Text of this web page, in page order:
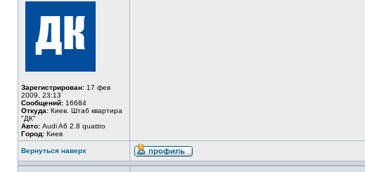
Зарегистрирован: 17 фев
2009, 23:13
Сообщений: 16684
Откуда: Киев. Штаб квартира
"ДК"
Авто: Audi A6 2.8 quattro
Город: Киев
Вернуться наверх